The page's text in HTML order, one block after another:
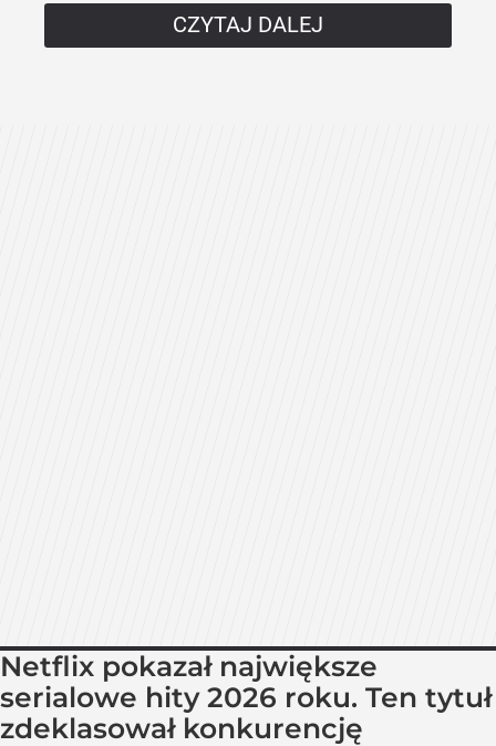
CZYTAJ DALEJ
Netflix pokazał największe
serialowe hity 2026 roku. Ten tytuł
zdeklasował konkurencję